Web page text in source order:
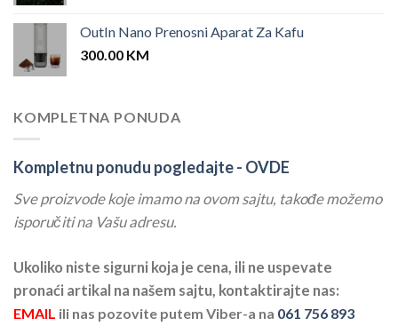
OutIn Nano Prenosni Aparat Za Kafu
300.00 KM
KOMPLETNA PONUDA
Kompletnu ponudu pogledajte - OVDE
Sve proizvode koje imamo na ovom sajtu, takođe možemo
isporučiti na Vašu adresu.
Ukoliko niste sigurni koja je cena, ili ne uspevate
pronaći artikal na našem sajtu, kontaktirajte nas:
EMAIL ili nas pozovite putem Viber-a na 061 756 893